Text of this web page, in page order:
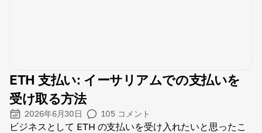
ETH 支払い: イーサリアムでの支払いを
受け取る方法
2026年6月30日 105 コメント
ビジネスとして ETH の支払いを受け入れたいと思ったこ